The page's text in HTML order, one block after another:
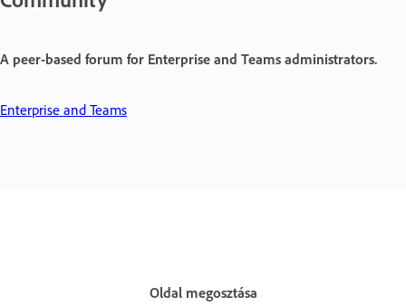
A peer-based forum for Enterprise and Teams administrators.
Enterprise and Teams
Oldal megosztása